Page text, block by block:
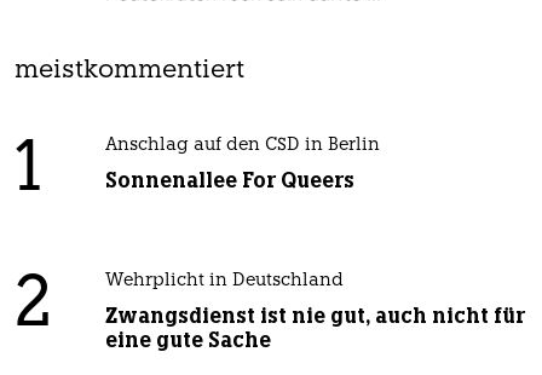
meistkommentiert
1 Anschlag auf den CSD in Berlin
Sonnenallee For Queers
2 Wehrplicht in Deutschland
Zwangsdienst ist nie gut, auch nicht für
eine gute Sache